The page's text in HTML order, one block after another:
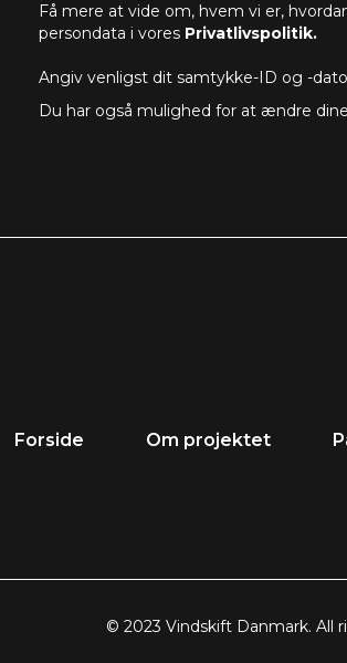
Få mere at vide om, hvem vi er,
persondata i vores Privatlivspolitik.
Angiv venligst dit samtykke-ID og -
Du har også mulighed for at ændre
Forside Om projektet
© 2023 Vindskift Danmark. All